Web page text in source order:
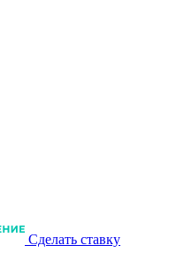
Сделать ставку